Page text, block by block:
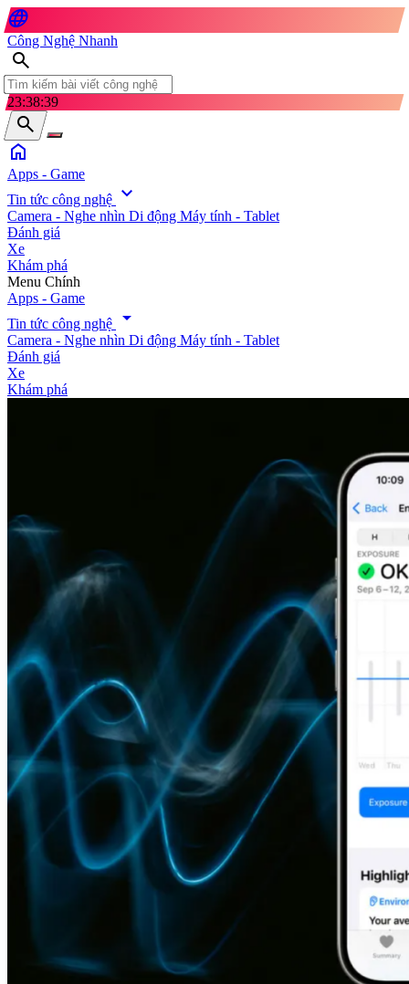
language
Công Nghệ Nhanh
search
23:38:40
search
home
Apps - Game
Tin tức công nghệ expand_more
Camera - Nghe nhìn Di động Máy tính - Tablet
Đánh giá
Xe
Khám phá
search
Menu Chính
Apps - Game
Tin tức công nghệ
arrow_drop_down
Camera - Nghe nhìn Di động Máy tính - Tablet
Đánh giá
Xe
Khám phá